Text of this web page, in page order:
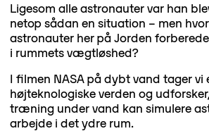
Ligesom alle astronauter var han
netop sådan en situation – men
astronauter her på Jorden
i rummets vægtløshed?
I filmen NASA på dybt vand tager vi
højteknologiske verden og
træning under vand kan simulere
arbejde i det ydre rum.